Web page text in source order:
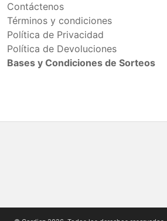
Contáctenos
Términos y condiciones
Política de Privacidad
Política de Devoluciones
Bases y Condiciones de Sorteos